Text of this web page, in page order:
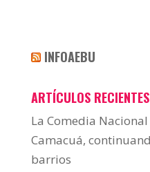
INFOAEBU
ARTÍCULOS RECIENTES
La Comedia
Camacuá,
barrios